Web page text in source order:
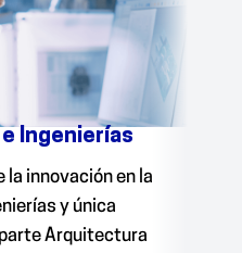
Ingenierías
la innovación en la
y única
Arquitectura